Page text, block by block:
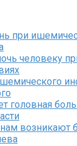
при
человеку
головная
возникают